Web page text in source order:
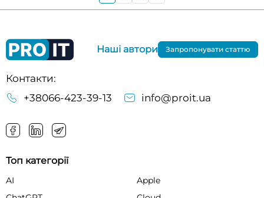
Контакти:
+38066-423-39-13
info@proit.ua
Наші автори Запропонувати статтю
Топ категорії
AI
Apple